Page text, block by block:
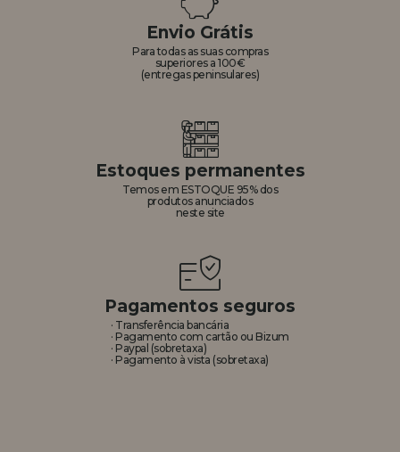
Envio Grátis
Para todas as suas compras
superiores a 100€
(entregas peninsulares)
Estoques permanentes
Temos em ESTOQUE 95% dos
produtos anunciados
neste site
Pagamentos seguros
· Transferência bancária
· Pagamento com cartão ou Bizum
· Paypal (sobretaxa)
· Pagamento à vista (sobretaxa)